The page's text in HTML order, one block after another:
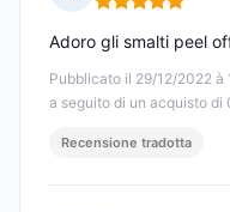
Nota: 5 su 5
Pubblicato il 29/12/2022 à
a seguito di un acquisto di
Adoro gli smalti peel
Recensione tradotta